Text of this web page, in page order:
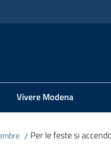
Vivere Modena
/ Per le feste si